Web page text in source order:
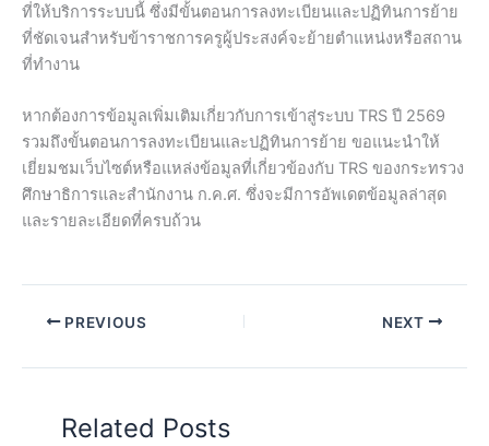
ที่ให้บริการระบบนี้ ซึ่งมีขั้นตอนการลงทะเบียนและปฏิทินการย้าย
ที่ชัดเจนสำหรับข้าราชการครูผู้ประสงค์จะย้ายตำแหน่งหรือสถาน
ที่ทำงาน
หากต้องการข้อมูลเพิ่มเติมเกี่ยวกับการเข้าสู่ระบบ TRS ปี 2569
รวมถึงขั้นตอนการลงทะเบียนและปฏิทินการย้าย ขอแนะนำให้
เยี่ยมชมเว็บไซต์หรือแหล่งข้อมูลที่เกี่ยวข้องกับ TRS ของกระทรวง
ศึกษาธิการและสำนักงาน ก.ค.ศ. ซึ่งจะมีการอัพเดตข้อมูลล่าสุด
และรายละเอียดที่ครบถ้วน
PREVIOUS NEXT
Related Posts